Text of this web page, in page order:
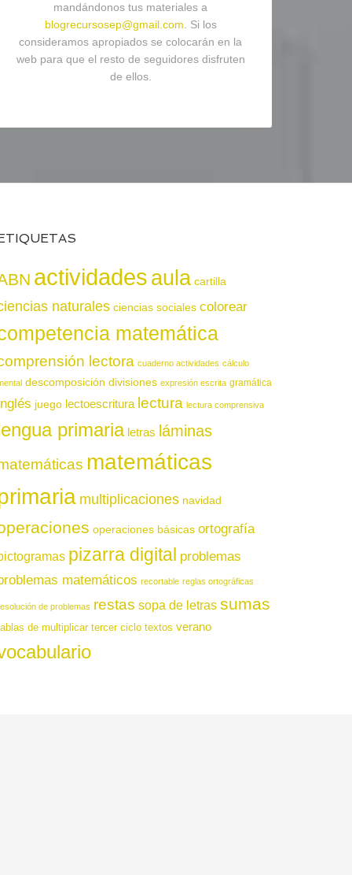
mandándonos tus materiales a
blogrecursosep@gmail.com . Si los
consideramos apropiados se colocarán en la
web para que el resto de seguidores disfruten
de ellos.
actividadesaula cartilla
naturales ciencias sociales colorear
matemática
lectora cuaderno actividades cálculo
descomposición divisiones expresión escrita gramática
juego lectoescritura lectura lectura comprensiva
primaria letras láminas
matemáticas
multiplicaciones navidad
operaciones básicas ortografía
pizarra digital problemas
matemáticos recortable reglas ortográficas
de problemas restas sopa de letras sumas
de multiplicar tercer ciclo textos verano